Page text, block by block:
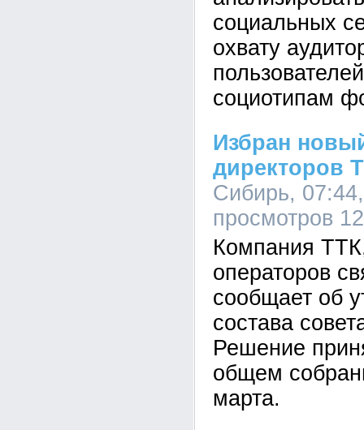
социальных
охвату
социотипам
Избран
директоров
Сибирь,
просмотров
Компания
операторов
сообщает об
состава
Решение
общем
марта.